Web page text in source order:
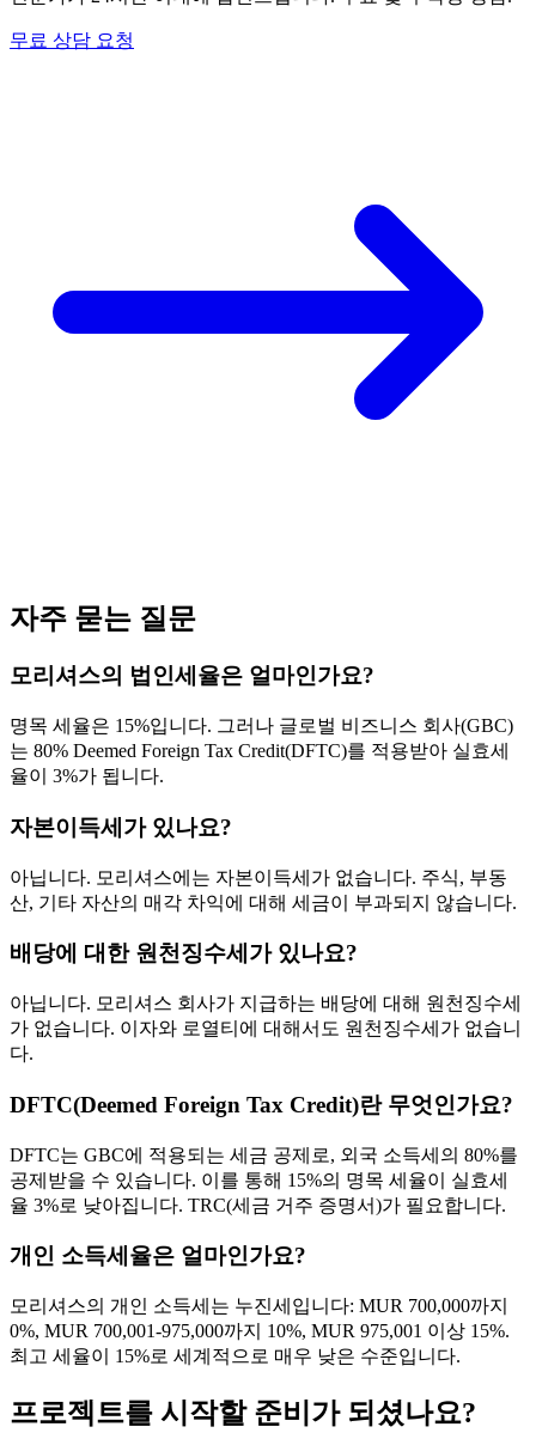
무료 상담 요청
자주 묻는 질문
모리셔스의 법인세율은 얼마인가요?
명목 세율은 15%입니다. 그러나 글로벌 비즈니스 회사(GBC)
는 80% Deemed Foreign Tax Credit(DFTC)를 적용받아 실효세
율이 3%가 됩니다.
자본이득세가 있나요?
아닙니다. 모리셔스에는 자본이득세가 없습니다. 주식, 부동
산, 기타 자산의 매각 차익에 대해 세금이 부과되지 않습니다.
배당에 대한 원천징수세가 있나요?
아닙니다. 모리셔스 회사가 지급하는 배당에 대해 원천징수세
가 없습니다. 이자와 로열티에 대해서도 원천징수세가 없습니
다.
DFTC(Deemed Foreign Tax Credit)란 무엇인가요?
DFTC는 GBC에 적용되는 세금 공제로, 외국 소득세의 80%를
공제받을 수 있습니다. 이를 통해 15%의 명목 세율이 실효세
율 3%로 낮아집니다. TRC(세금 거주 증명서)가 필요합니다.
개인 소득세율은 얼마인가요?
모리셔스의 개인 소득세는 누진세입니다: MUR 700,000까지
0%, MUR 700,001-975,000까지 10%, MUR 975,001 이상 15%.
최고 세율이 15%로 세계적으로 매우 낮은 수준입니다.
프로젝트를 시작할 준비가 되셨나요?